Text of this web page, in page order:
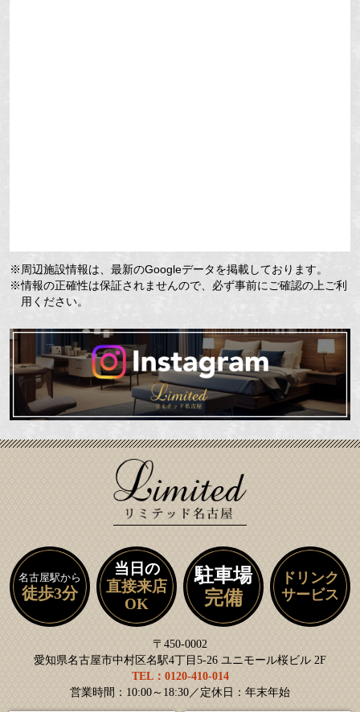
※周辺施設情報は、最新のGoogleデータを掲載しております。
※情報の正確性は保証されませんので、必ず事前にご確認の上ご利
用ください。
名古屋駅から
徒歩3分
当日の
直接来店
OK
駐車場
完備
ドリンク
サービス
〒450-0002
愛知県名古屋市中村区名駅4丁目5-26 ユニモール桜ビル 2F
TEL：0120-410-014
営業時間：10:00～18:30／定休日：年末年始